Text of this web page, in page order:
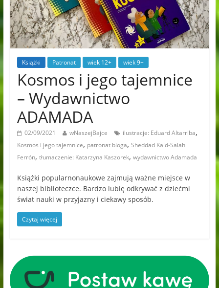
Książki Patronat wiek 12+ wiek 9+
Kosmos i jego tajemnice
– Wydawnictwo
ADAMADA
02/09/2021 wNaszejBajce ilustracje: Eduard Altarriba,
Kosmos i jego tajemnice, patronat bloga, Sheddad Kaid-Salah
Ferrón, tłumaczenie: Katarzyna Kaszorek, wydawnictwo Adamada
Książki popularnonaukowe zajmują ważne miejsce w
naszej biblioteczce. Bardzo lubię odkrywać z dziećmi
świat nauki w przyjazny i ciekawy sposób.
Czytaj więcej